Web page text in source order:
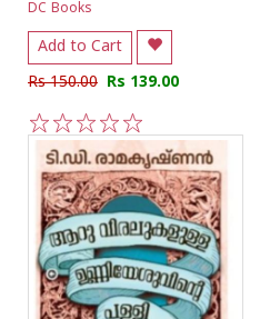
DC Books
Add to Cart
Rs 150.00 Rs 139.00
5
4
3
2